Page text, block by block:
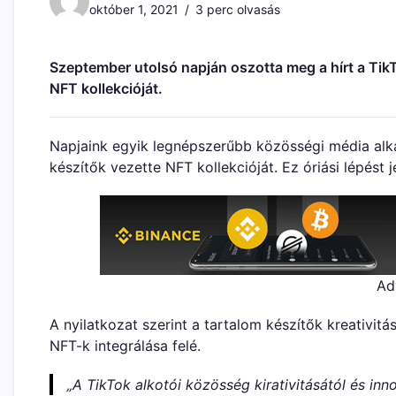
október 1, 2021 3 perc olvasás
Szeptember utolsó napján oszotta meg a hírt a
NFT kollekcióját.
Napjaink egyik legnépszerűbb közösségi média
készítők vezette NFT kollekcióját. Ez óriási lépést
A nyilatkozat szerint a tartalom készítők
NFT-k integrálása felé.
„A TikTok alkotói közösség kirativitásától és